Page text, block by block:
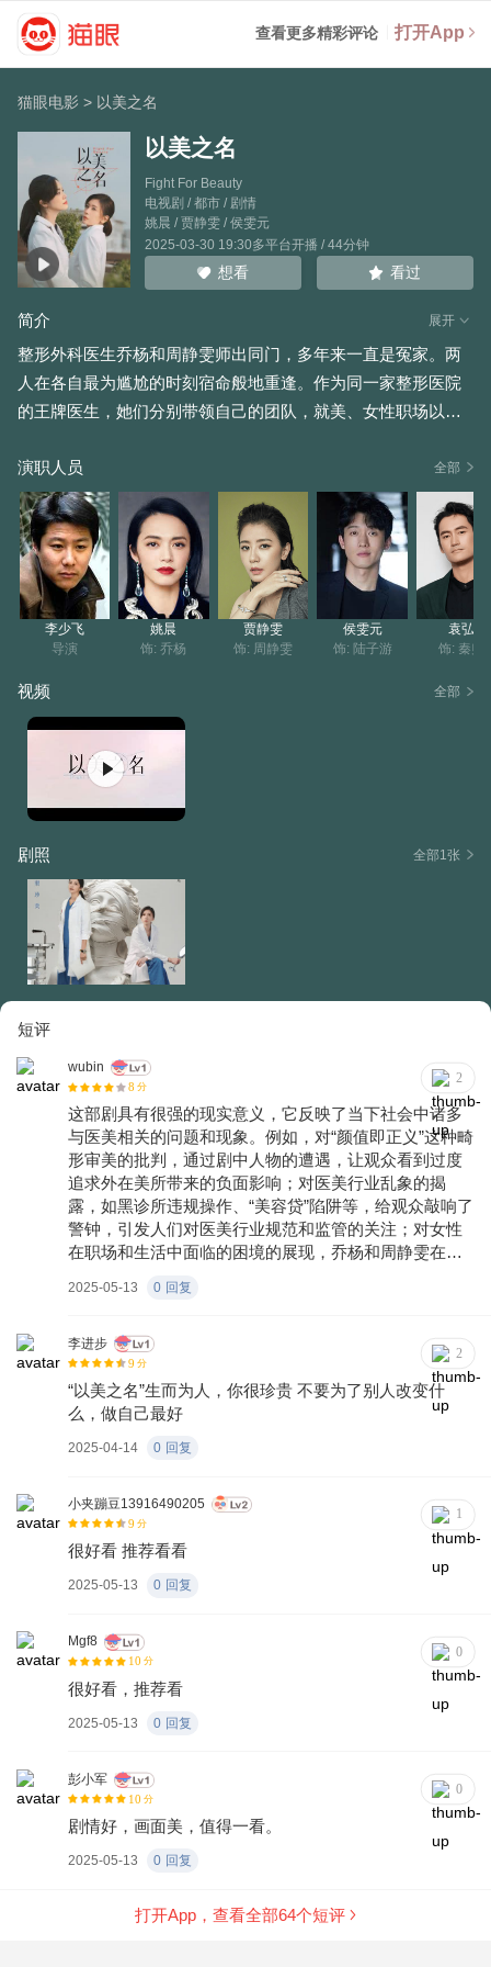
查看更多精彩评论 打开App
猫眼电影 > 以美之名
以美之名
Fight For Beauty
电视剧 / 都市 / 剧情
姚晨 / 贾静雯/ 侯雯元
2025-03-30 19:30多平台开播 / 44分钟
想看 看过
简介 展开
整形外科医生乔杨和周静雯师出同门，多年来一直是冤家。两
人在各自最为尴尬的时刻宿命般地重逢。作为同一家整形医院
的王牌医生，她们分别带领自己的团队，就美、女性职场以及
出现，她们放下对彼此的偏见，携手对抗极度危险的黑医美势
力，重新找回医生的荣耀，也成就了更美的自己。
演职人员 全部
李少飞
导演
姚晨
饰: 乔杨
贾静雯
饰: 周静雯
侯雯元
饰: 陆子游
袁弘
饰: 秦归
视频 全部
剧照 全部1张
短评
wubin
8 分
2
这部剧具有很强的现实意义，它反映了当下社会中诸多
与医美相关的问题和现象。例如，对“颜值即正义”这种畸
形审美的批判，通过剧中人物的遭遇，让观众看到过度
追求外在美所带来的负面影响；对医美行业乱象的揭
露，如黑诊所违规操作、“美容贷”陷阱等，给观众敲响了
警钟，引发人们对医美行业规范和监管的关注；对女性
在职场和生活中面临的困境的展现，乔杨和周静雯在事
种种挑战，都能引起广大女性观众的共鸣 。 此外，剧中
画，也具有一定的现实参考价值。它让观众了解到医美
行业背后的复杂性，以及医生在面对各种情况时所需要
做出的艰难抉择，从而增进了大众对医美的理解和对医
生职业的尊重 。
2025-05-13 0 回复
李进步
9 分
2
“以美之名”生而为人，你很珍贵 不要为了别人改变什
么，做自己最好
2025-04-14 0 回复
小夹蹦豆13916490205
9 分
1
很好看 推荐看看
2025-05-13 0 回复
Mgf8
10 分
0
很好看，推荐看
2025-05-13 0 回复
彭小军
10 分
0
剧情好，画面美，值得一看。
2025-05-13 0 回复
打开App，查看全部64个短评